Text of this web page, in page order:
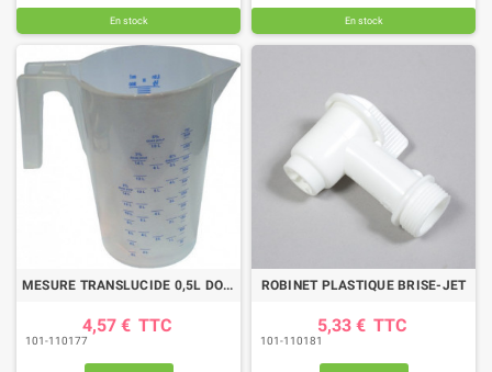
En stock En stock
MESURE TRANSLUCIDE 0,5L DOUBLE GRADUATION
4,57 € TTC
101-110177
ROBINET PLASTIQUE BRISE-JET
5,33 € TTC
101-110181